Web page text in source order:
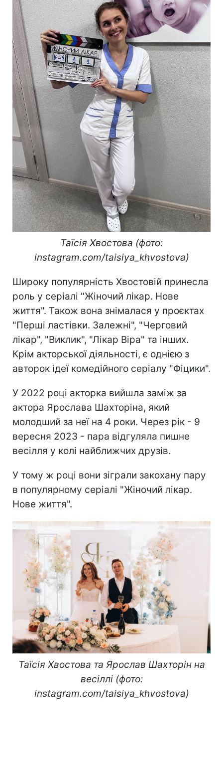
Таїсія Хвостова (фото:
instagram.com/taisiya_khvostova)
Широку популярність Хвостовій принесла
роль у серіалі "Жіночий лікар. Нове
життя". Також вона знімалася у проєктах
"Перші ластівки. Залежні", "Черговий
лікар", "Виклик", "Лікар Віра" та інших.
Крім акторської діяльності, є однією з
авторок ідеї комедійного серіалу "Фіцики".
У 2022 році акторка вийшла заміж за
актора Ярослава Шахторіна, який
молодший за неї на 4 роки. Через рік - 9
вересня 2023 - пара відгуляла пишне
весілля у колі найближчих друзів.
У тому ж році вони зіграли закохану пару
в популярному серіалі "Жіночий лікар.
Нове життя".
Таїсія Хвостова та Ярослав Шахторін на
весіллі (фото:
instagram.com/taisiya_khvostova)